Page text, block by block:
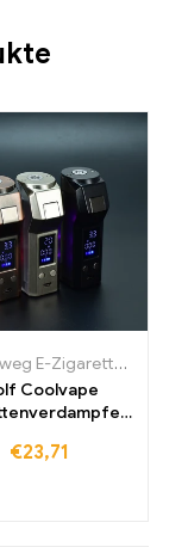
Irland,Einweg-E-
E-Zigaretten
Coolvape
Zigarette
€23,71